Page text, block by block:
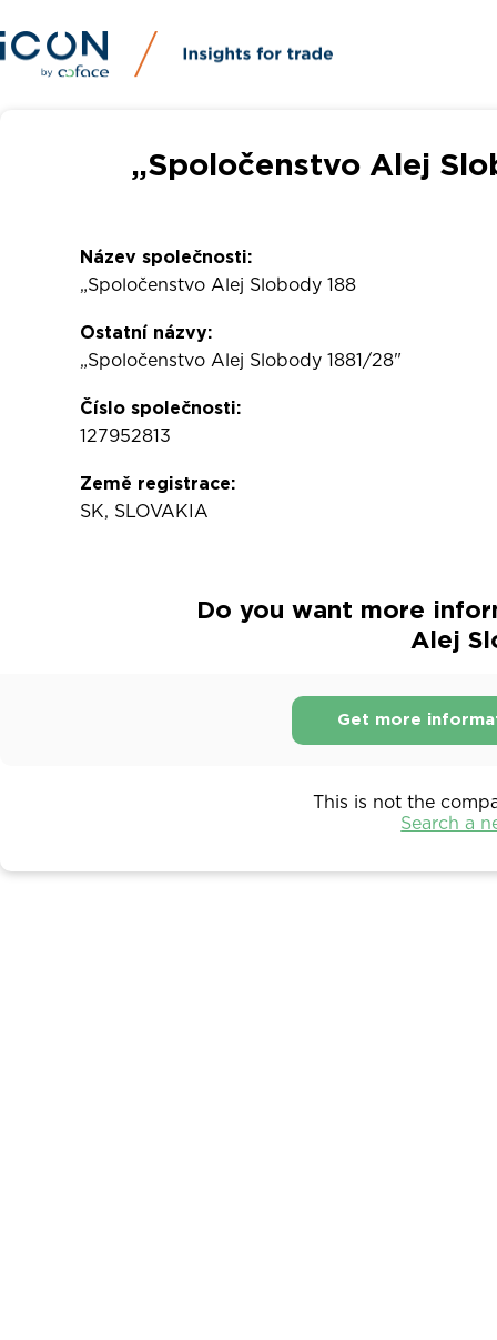
„Spoločenstvo Alej
Název společnosti:
„Spoločenstvo Alej Slobody 188
Ostatní názvy:
„Spoločenstvo Alej Slobody 1881/28"
Číslo společnosti:
127952813
Země registrace:
SK, SLOVAKIA
Do you want more
Alej
Get more
This is not the
Search a